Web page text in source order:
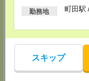
以上
勤務地 町田駅
スキップ
神奈川県横浜市保土
2F B区画
MAIL：